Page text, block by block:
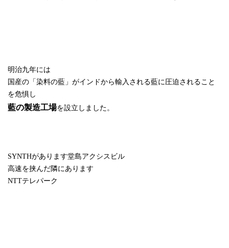
明治九年には
国産の「染料の藍」がインドから輸入される藍に圧迫されること
を危惧し
藍の製造工場を設立しました。
SYNTHがあります堂島アクシスビル
高速を挟んだ隣にあります
NTTテレパーク